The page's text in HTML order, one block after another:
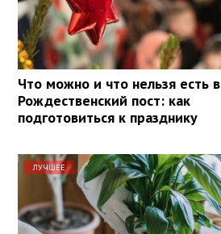
Что можно и что нельзя есть в
Рождественский пост: как
подготовиться к празднику
ЛУЧШЕЕ